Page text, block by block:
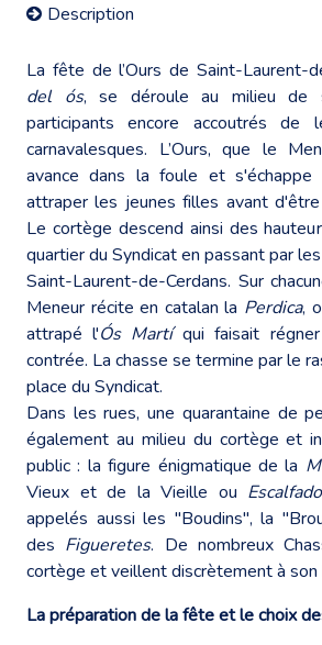
Description
La fête de l’Ours de Saint-Laurent-
del ós, se déroule au milieu de
participants encore accoutrés de
carnavalesques. L’Ours, que le
avance dans la foule et s'échappe
attraper les jeunes filles avant d'être
Le cortège descend ainsi des
quartier du Syndicat en passant par
Saint-Laurent-de-Cerdans. Sur
Meneur récite en catalan la Perdica,
attrapé l'Ós Martíqui faisait
contrée. La chasse se termine par le
place du Syndicat.
Dans les rues, une quarantaine de
également au milieu du cortège et
public : la figure énigmatique de la
Vieux et de la Vieille ou
appelés aussi les "Boudins", la
des Figueretes. De nombreux
cortège et veillent discrètement à son
La préparation de la fête et le choix